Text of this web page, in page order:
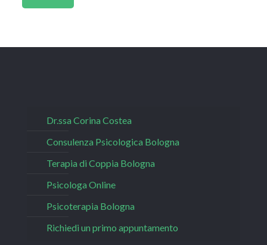
Dr.ssa Corina Costea
Consulenza Psicologica Bologna
Terapia di Coppia Bologna
Psicologa Online
Psicoterapia Bologna
Richiedi un primo appuntamento